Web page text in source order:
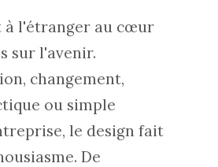
à l'étranger au cœur
sur l'avenir.
changement,
ou simple
le design fait
De